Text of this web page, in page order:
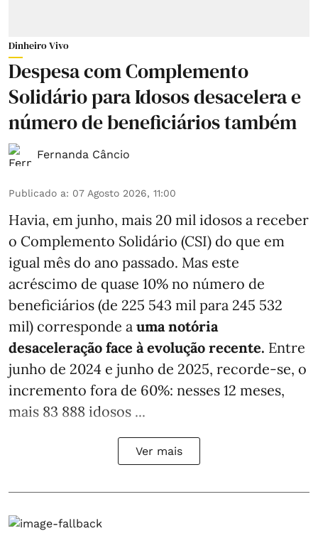
Dinheiro Vivo
Despesa com Complemento
Solidário para Idosos desacelera e
número de beneficiários também
Fernanda Câncio
Publicado a: 07 Agosto 2026, 11:00
Havia, em junho, mais 20 mil idosos a receber
o Complemento Solidário (CSI) do que em
igual mês do ano passado. Mas este
acréscimo de quase 10% no número de
beneficiários (de 225 543 mil para 245 532
mil) corresponde a uma notória
desaceleração face à evolução recente. Entre
junho de 2024 e junho de 2025, recorde-se, o
incremento fora de 60%: nesses 12 meses,
mais 83 888 idosos ...
Ver mais